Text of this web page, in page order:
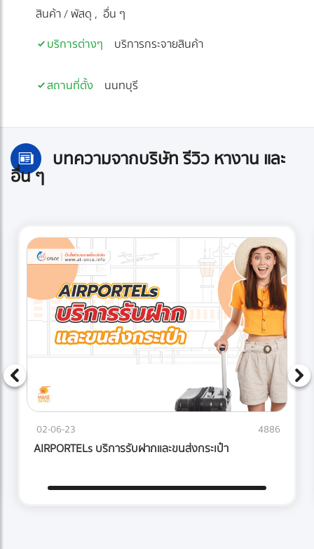
สินค้า / พัสดุ
อื่น ๆ
บริการต่างๆ
บริการกระจายสินค้า
สถานที่ตั้ง นนทบุรี
บทความจากบริษัท รีวิว หางาน และ
อื่น ๆ
02-06-23 4886
AIRPORTELs บริการรับฝากและขนส่งกระเป๋า